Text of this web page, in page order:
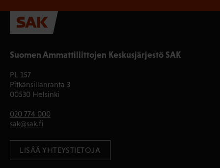
Suomen Ammattiliittojen Keskusjärjestö SAK
PL 157
Pitkänsillanranta 3
00530 Helsinki
020 774 000
sak@sak.fi
LISÄÄ YHTEYSTIETOJA